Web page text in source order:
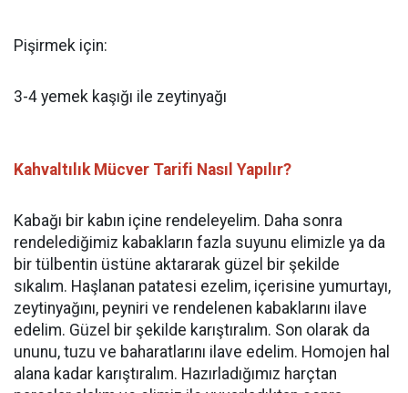
Pişirmek için:
3-4 yemek kaşığı ile zeytinyağı
Kahvaltılık Mücver Tarifi Nasıl Yapılır?
Kabağı bir kabın içine rendeleyelim. Daha sonra
rendelediğimiz kabakların fazla suyunu elimizle ya da
bir tülbentin üstüne aktararak güzel bir şekilde
sıkalım. Haşlanan patatesi ezelim, içerisine yumurtayı,
zeytinyağını, peyniri ve rendelenen kabaklarını ilave
edelim. Güzel bir şekilde karıştıralım. Son olarak da
ununu, tuzu ve baharatlarını ilave edelim. Homojen hal
alana kadar karıştıralım. Hazırladığımız harçtan